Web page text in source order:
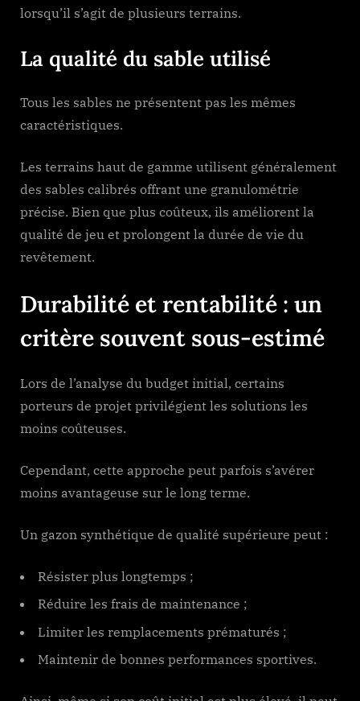
lorsqu’il s’agit de plusieurs terrains.
La qualité du sable utilisé
Tous les sables ne présentent pas les mêmes
caractéristiques.
Les terrains haut de gamme utilisent généralement
des sables calibrés offrant une granulométrie
précise. Bien que plus coûteux, ils améliorent la
qualité de jeu et prolongent la durée de vie du
revêtement.
Durabilité et rentabilité : un
critère souvent sous-estimé
Lors de l’analyse du budget initial, certains
porteurs de projet privilégient les solutions les
moins coûteuses.
Cependant, cette approche peut parfois s’avérer
moins avantageuse sur le long terme.
Un gazon synthétique de qualité supérieure peut :
Résister plus longtemps ;
Réduire les frais de maintenance ;
Limiter les remplacements prématurés ;
Maintenir de bonnes performances sportives.